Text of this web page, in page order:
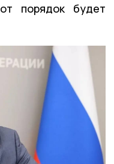
порядок будет